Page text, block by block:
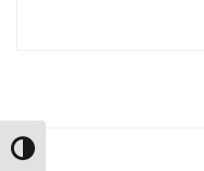
Alternar alto contraste